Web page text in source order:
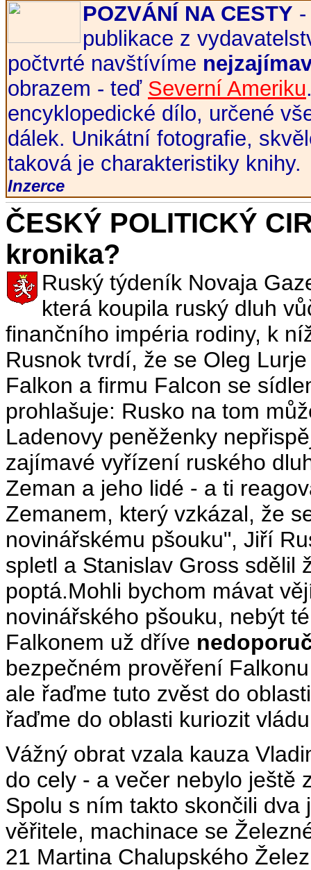
POZVÁNÍ NA CESTY
publikace z
počtvrté navštívíme
obrazem - teď Severní Ameriku
encyklopedické dílo, určené
dálek. Unikátní fotografie,
taková je charakteristiky knihy.
Inzerce
ČESKÝ POLITICKÝ
kronika?
Ruský týdeník Novaja
která koupila ruský dluh
finančního impéria rodiny, k
Rusnok tvrdí, že se Oleg
Falkon a firmu Falcon se
prohlašuje: Rusko na tom
Ladenovy peněženky
zajímavé vyřízení ruského
Zeman a jeho lidé - a ti
Zemanem, který vzkázal, že
novinářskému pšouku", Jiří
spletl a Stanislav Gross sdělil
poptá.Mohli bychom mávat
novinářského pšouku, nebýt
Falkonem už dříve
bezpečném prověření
ale řaďme tuto zvěst do
řaďme do oblasti kuriozit
Vážný obrat vzala kauza
do cely - a večer nebylo ještě
Spolu s ním takto skončili
věřitele, machinace se
21 Martina Chalupského